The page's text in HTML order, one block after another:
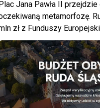
Jana Pawła II przejdzie
metamorfozę.
zł z Funduszy